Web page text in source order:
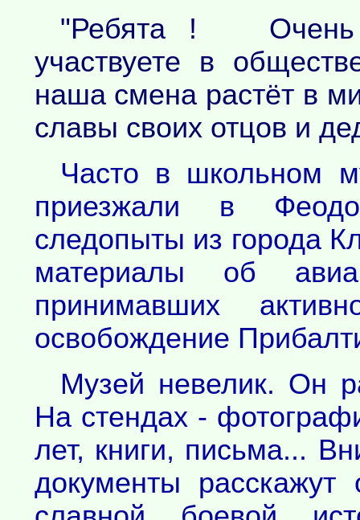
"Ребята ! Очень
участвуете в
наша смена растёт в
славы своих отцов и
Часто в школьном
приезжали в
следопыты из города
материалы об
принимавших
освобождение
Музей невелик. Он
На стендах -
лет, книги, письма...
документы